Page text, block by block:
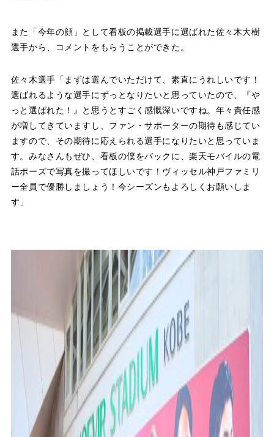
また「今年の顔」として看板の掲載選手に選ばれた佐々木大樹
選手から、コメントをもらうことができた。
佐々木選手「まずは選んでいただけて、素直にうれしいです！
選ばれるような選手にずっとなりたいと思っていたので、『や
っと選ばれた！』と思うとすごく感慨深いですね。年々責任感
が増してきていますし、ファン・サポーターの期待も感じてい
ますので、その期待に応えられる選手になりたいと思っていま
す。みなさんもぜひ、看板の僕をバックに、楽天モバイルの電
話ポーズで写真を撮ってほしいです！ヴィッセル神戸ファミリ
ー全員で優勝しましょう！今シーズンもよろしくお願いしま
す」